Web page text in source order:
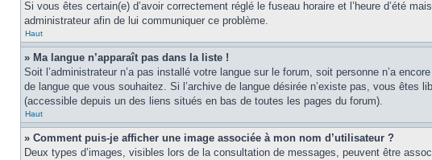
Si vous êtes certain(e) d’avoir correctement réglé le fuseau horaire et l’heure d’été
administrateur afin de lui communiquer ce problème.
Haut
» Ma langue n’apparaît pas dans la liste !
Soit l’administrateur n’a pas installé votre langue sur le forum, soit personne n’a
de langue que vous souhaitez. Si l’archive de langue désirée n’existe pas, vous
(accessible depuis un des liens situés en bas de toutes les pages du forum).
Haut
» Comment puis-je afficher une image associée à mon nom d’utilisateur ?
Deux types d’images, visibles lors de la consultation de messages, peuvent être